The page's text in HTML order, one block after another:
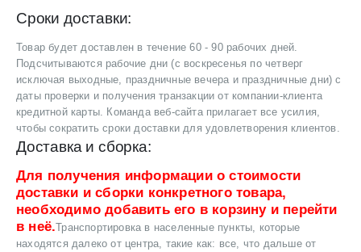
Сроки доставки:
Товар будет доставлен в течение 60 - 90 рабочих дней.
Подсчитываются рабочие дни (с воскресенья по четверг
исключая выходные, праздничные вечера и праздничные дни) с
даты проверки и получения транзакции от компании-клиента
кредитной карты. Команда веб-сайта прилагает все усилия,
чтобы сократить сроки доставки для удовлетворения клиентов.
Доставка и сборка:
Для получения информации о стоимости
доставки и сборки конкретного товара,
необходимо добавить его в корзину и перейти
в неё.Транспортировка в населенные пункты, которые
находятся далеко от центра, такие как: все, что дальше от